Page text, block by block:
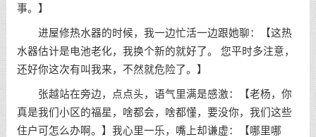
事。】
进屋修热水器的时候，我一边忙活一边跟她聊：【这热
水器估计是电池老化，我换个新的就好了。 您平时多注意，
还好你这次有叫我来，不然就危险了。】
张越站在旁边，点点头，语气里满是感激：【老杨，你
真是我们小区的福星，啥都会，啥都懂，要没你，我们这些
住户可怎么办啊。】我心里一乐，嘴上却谦虚：【哪里哪